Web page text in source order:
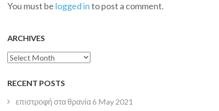
You must be logged into post a comment.
ARCHIVES
Archives
RECENT POSTS
επιστροφή στα θρανία6 May 2021